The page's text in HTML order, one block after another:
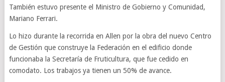
También estuvo presente el Ministro de Gobierno y Comunidad,
Mariano Ferrari.
Lo hizo durante la recorrida en Allen por la obra del nuevo Centro
de Gestión que construye la Federación en el edificio donde
funcionaba la Secretaría de Fruticultura, que fue cedido en
comodato. Los trabajos ya tienen un 50% de avance.